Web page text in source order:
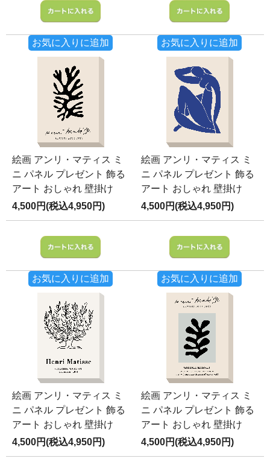
お気に入りに追加 お気に入りに追加
絵画 アンリ・マティス ミ
ニ パネル プレゼント 飾る
アート おしゃれ 壁掛け
4,500円(税込4,950円)
お気に入りに追加
絵画 アンリ・マティス ミ
ニ パネル プレゼント 飾る
アート おしゃれ 壁掛け
4,500円(税込4,950円)
お気に入りに追加
絵画 アンリ・マティス ミ
ニ パネル プレゼント 飾る
アート おしゃれ 壁掛け
4,500円(税込4,950円)
絵画 アンリ・マティス ミ
ニ パネル プレゼント 飾る
アート おしゃれ 壁掛け
4,500円(税込4,950円)